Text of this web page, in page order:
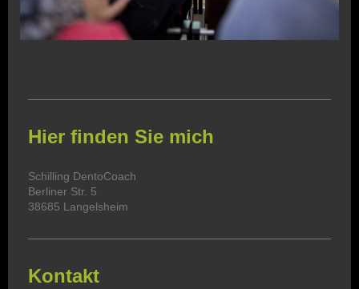
Hier finden Sie mich
Schilling DentoCoach
Berliner Str. 5
38685 Langelsheim
Kontakt